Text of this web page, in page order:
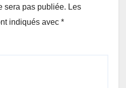
sera pas publiée. Les
indiqués avec *